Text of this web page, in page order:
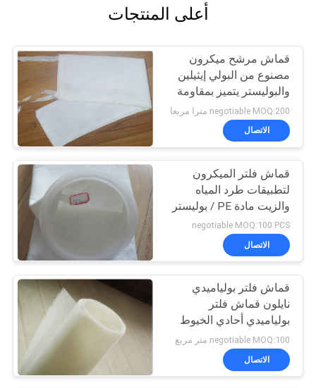
أعلى المنتجات
قماش مرشح ميكرون
مصنوع من البولي إيثيلين
والبوليستر يتميز بمقاومة
درجات الحرارة العالية
وخصائص ممتازة مضادة
للأحماض والقلويات
negotiable MOQ:200 مترا مربعا
الاتصال
قماش فلتر الميكرون
لتطبيقات طرد المياه
والزيت مادة PE / بوليستر
negotiable MOQ:100 PCS
الاتصال
قماش فلتر بولياميدي
نايلون قماش فلتر
بولياميدي أحادي الخيوط
للعمل بالمعادن
negotiable MOQ:100 متر مربع
الاتصال